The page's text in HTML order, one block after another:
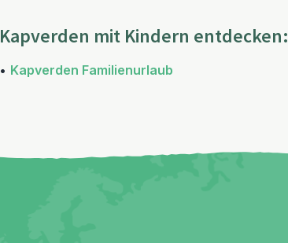
Kapverden mit Kindern entdecken:
• Kapverden Familienurlaub